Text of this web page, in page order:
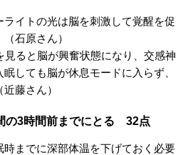
ライトの光は脳を刺激して覚醒を促
石原さん）
見ると脳が興奮状態になり、交感神
しても脳が休息モードに入らず、
藤さん）
3時間前までにとる 32点
時までに深部体温を下げておく必要